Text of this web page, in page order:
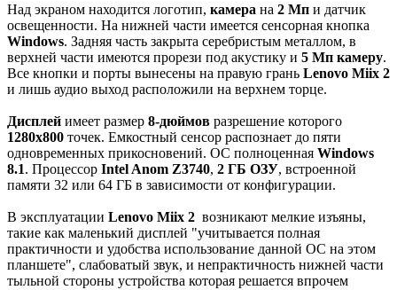
Над экраном находится логотип, камера на 2 Мп и датчик
освещенности. На нижней части имеется сенсорная кнопка
Windows. Задняя часть закрыта серебристым металлом, в
верхней части имеются прорези под акустику и 5 Мп камеру.
Все кнопки и порты вынесены на правую грань Lenovo Miix 2
и лишь аудио выход расположили на верхнем торце.
Дисплей имеет размер 8-дюймов разрешение которого
1280х800 точек. Емкостный сенсор распознает до пяти
одновременных прикосновений. ОС полноценная Windows
8.1. Процессор Intel Anom Z3740, 2 ГБ ОЗУ, встроенной
памяти 32 или 64 ГБ в зависимости от конфигурации.
В эксплуатации Lenovo Miix 2 возникают мелкие изъяны,
такие как маленький дисплей "учитывается полная
практичности и удобства использование данной ОС на этом
планшете", слабоватый звук, и непрактичность нижней части
тыльной стороны устройства которая решается впрочем